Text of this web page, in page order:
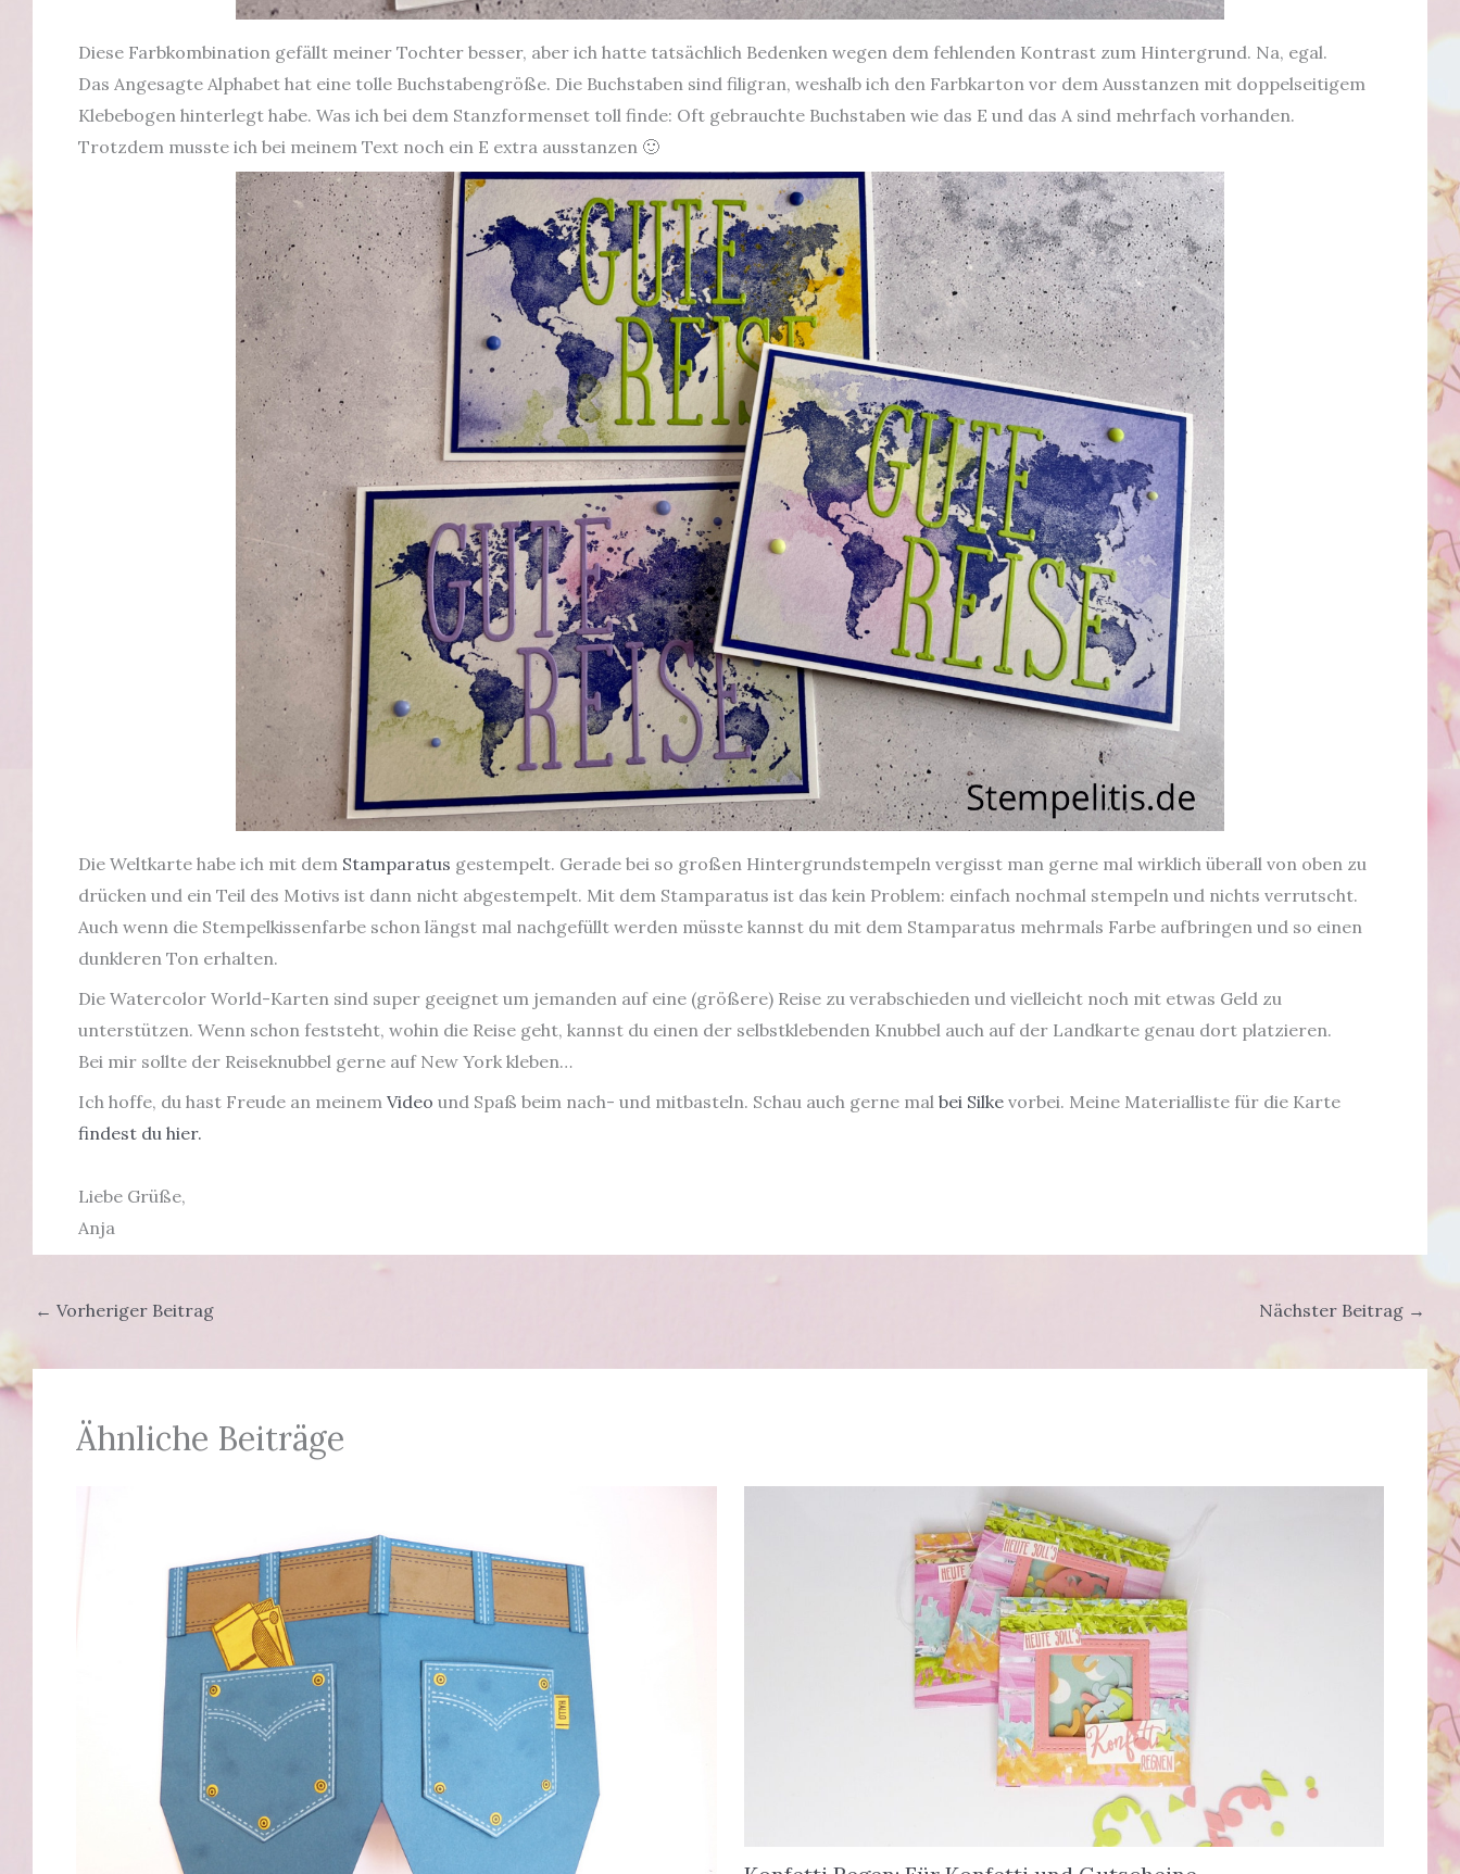
Diese Farbkombination gefällt meiner Tochter besser, aber ich hatte tatsächlich Bedenken wegen dem fehlenden Kontrast zum Hintergrund. Na, egal.
Das Angesagte Alphabet hat eine tolle Buchstabengröße. Die Buchstaben sind filigran, weshalb ich den Farbkarton vor dem Ausstanzen mit doppelseitigem
Klebebogen hinterlegt habe. Was ich bei dem Stanzformenset toll finde: Oft gebrauchte Buchstaben wie das E und das A sind mehrfach vorhanden.
Trotzdem musste ich bei meinem Text noch ein E extra ausstanzen 🙂
Die Weltkarte habe ich mit dem Stamparatus gestempelt. Gerade bei so großen Hintergrundstempeln vergisst man gerne mal wirklich überall von oben zu
drücken und ein Teil des Motivs ist dann nicht abgestempelt. Mit dem Stamparatus ist das kein Problem: einfach nochmal stempeln und nichts verrutscht.
Auch wenn die Stempelkissenfarbe schon längst mal nachgefüllt werden müsste kannst du mit dem Stamparatus mehrmals Farbe aufbringen und so einen
dunkleren Ton erhalten.
Die Watercolor World-Karten sind super geeignet um jemanden auf eine (größere) Reise zu verabschieden und vielleicht noch mit etwas Geld zu
unterstützen. Wenn schon feststeht, wohin die Reise geht, kannst du einen der selbstklebenden Knubbel auch auf der Landkarte genau dort platzieren.
Bei mir sollte der Reiseknubbel gerne auf New York kleben…
Ich hoffe, du hast Freude an meinem Video und Spaß beim nach- und mitbasteln. Schau auch gerne mal bei Silke vorbei. Meine Materialliste für die Karte
findest du hier.
Liebe Grüße,
Anja
← Vorheriger Beitrag Nächster Beitrag →
Ähnliche Beiträge